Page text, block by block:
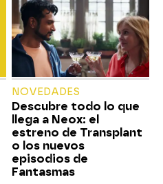
NOVEDADES
Descubre todo lo que
llega a Neox: el
estreno de Transplant
o los nuevos
episodios de
Fantasmas